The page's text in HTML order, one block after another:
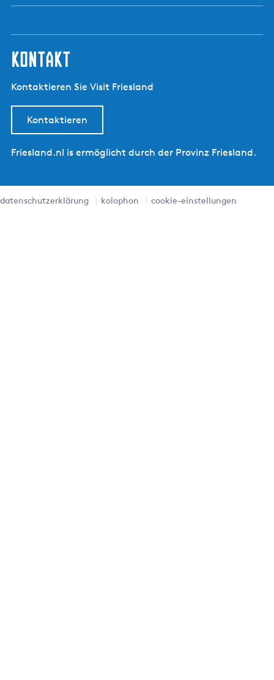
kontakt
Kontaktieren Sie Visit Friesland
Kontaktieren
Friesland.nl is ermöglicht durch der Provinz Friesland.
datenschutzerklärung kolophon cookie-einstellungen